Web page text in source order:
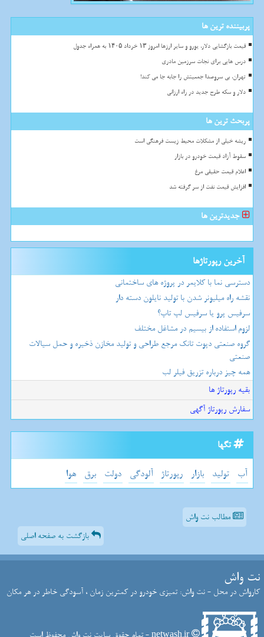
پربیننده ترین ها
قیمت بازگشایی دلار، یورو و سایر ارزها امروز ۱۳ خرداد ۱۴۰۵ به همراه جدول
درس هایی برای نجات سرزمین مادری
تهران، بی سروصدا جمعیتش را جابه جا می کند!
دلار و سکه طرح جدید در راه ارزانی
پربحث ترین ها
ریشه خیلی از مشکلات محیط زیست فرهنگی است
سقوط آزاد قیمت خودرو در بازار
اعلام قیمت حقیقی مرغ
افزایش قیمت نفت از سر گرفته شد
جدیدترین ها
آخرین رپورتاژها
دسترسی نما با کلایمر در پروژه های ساختمانی
نقشه راه میلیونر شدن با تولید نایلون دسته دار
سرفیس پرو یا سرفیس لپ تاپ؟
لزوم استفاده از بیسیم در مشاغل مختلف
گروه صنعتی دپوت تانک مرجع طراحی و تولید مخازن ذخیره و حمل سیالات
صنعتی
همه چیز درباره تزریق فیلر لب
بقیه رپورتاژ ها
سفارش رپورتاژ آگهی
تگها
آب تولید بازار رپورتاژ آلودگی دولت برق هوا
مطالب نت واش
بازگشت به صفحه اصلی
نت واش
کارواش در محل - نت واش: تمیزی خودرو در کمترین زمان ، آسودگی خاطر در هر مکان